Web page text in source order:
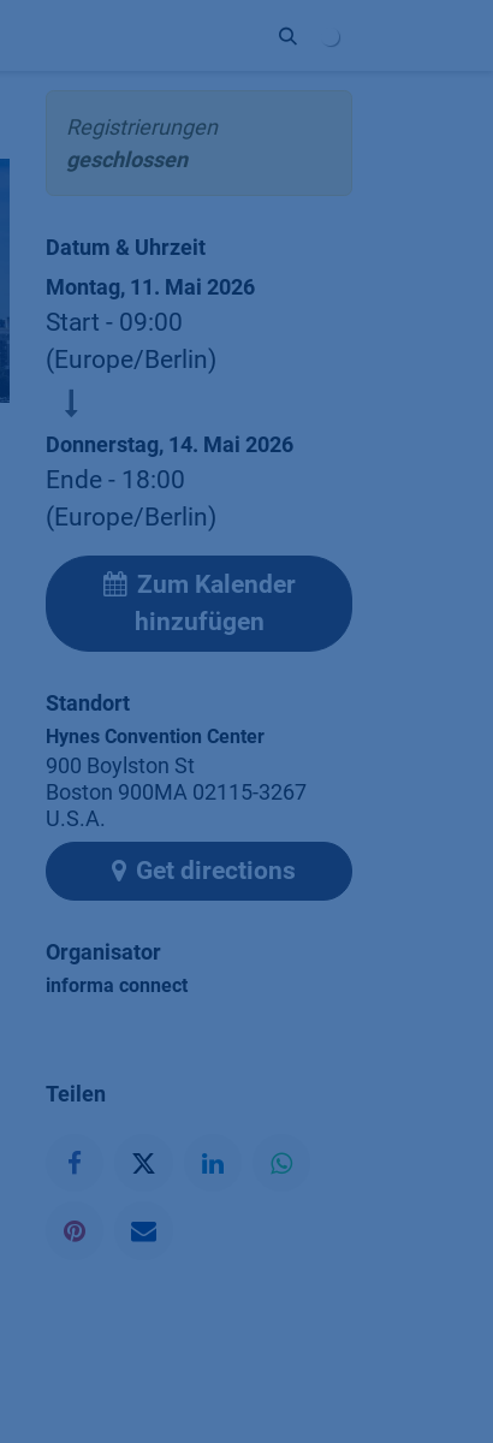
Registrierungen
geschlossen
Datum & Uhrzeit
Montag, 11. Mai 2026
Start - 09:00
(Europe/Berlin)
Donnerstag, 14. Mai 2026
Ende - 18:00
(Europe/Berlin)
Zum Kalender
hinzufügen
Standort
Hynes Convention Center
900 Boylston St
Boston 900MA 02115-3267
U.S.A.
Get directions
Organisator
informa connect
Teilen